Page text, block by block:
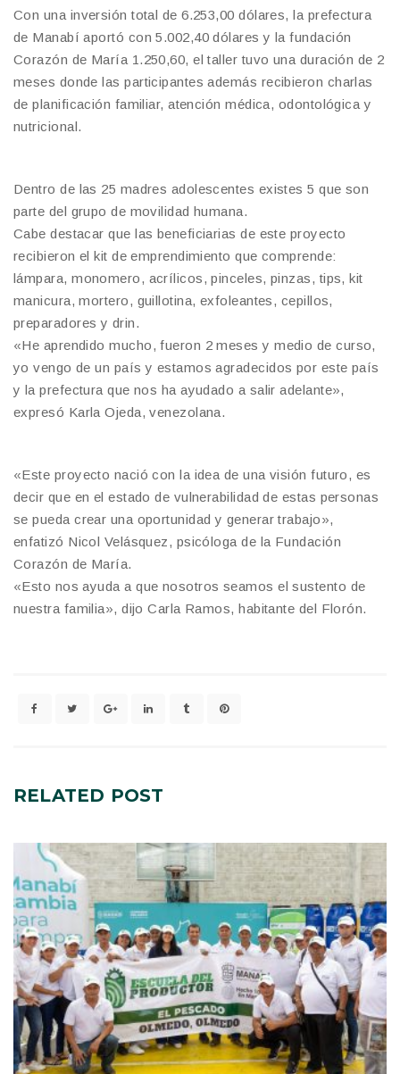
Con una inversión total de 6.253,00 dólares, la prefectura
de Manabí aportó con 5.002,40 dólares y la fundación
Corazón de María 1.250,60, el taller tuvo una duración de 2
meses donde las participantes además recibieron charlas
de planificación familiar, atención médica, odontológica y
nutricional.
Dentro de las 25 madres adolescentes existes 5 que son
parte del grupo de movilidad humana.
Cabe destacar que las beneficiarias de este proyecto
recibieron el kit de emprendimiento que comprende:
lámpara, monomero, acrílicos, pinceles, pinzas, tips, kit
manicura, mortero, guillotina, exfoleantes, cepillos,
preparadores y drin.
«He aprendido mucho, fueron 2 meses y medio de curso,
yo vengo de un país y estamos agradecidos por este país
y la prefectura que nos ha ayudado a salir adelante»,
expresó Karla Ojeda, venezolana.
«Este proyecto nació con la idea de una visión futuro, es
decir que en el estado de vulnerabilidad de estas personas
se pueda crear una oportunidad y generar trabajo»,
enfatizó Nicol Velásquez, psicóloga de la Fundación
Corazón de María.
«Esto nos ayuda a que nosotros seamos el sustento de
nuestra familia», dijo Carla Ramos, habitante del Florón.
RELATED POST